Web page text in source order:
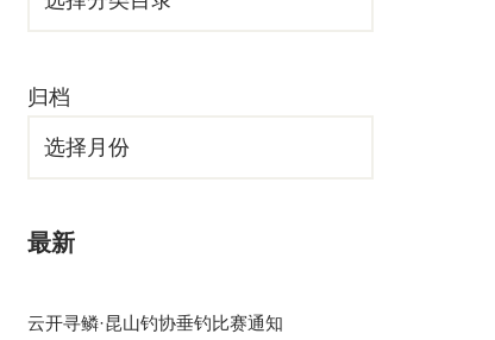
归档
最新
云开寻鳞·昆山钓协垂钓比赛通知